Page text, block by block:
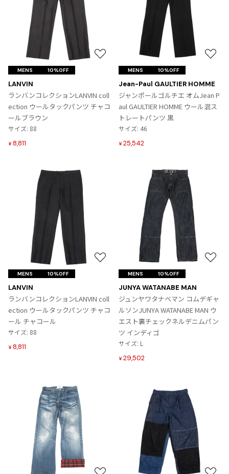
LIMI feu
LIMI feu
リミフゥ
ISSEY MIYAKE
BAO BAO ISSEY MIYAKE
HOMME PLISSE ISSEY MIYAKE
ISSEY MIYAKE
ISSEY MIYAKE 132 5.
イッセイミヤケ 132 5.
ISSEY MIYAKE A-POC
イッセイミヤケエイポック
ISSEY MIYAKE FETE
イッセイミヤケフェット
ISSEY MIYAKE HaaT
イッセイミヤケハート
ISSEY MIYAKE me
イッセイミヤケミー
ISSEY MIYAKE MEN / IM MEN
PLEATS PLEASE
プリーツプリーズ
Jean Paul GAULTIER
Jean-Paul GAULTIER
ジャンポールゴルチエ
LANVIN
ランバンコレクションLANVIN coll
ection ウールタックパンツ チャコ
ールブラウン
サイズ: 88
¥ 8,811
MENS 10%OFF
お
入
り
Jean-Paul GAULTIER HOMME
ジャンポールゴルチエ オムJean P
aul GAULTIER HOMME ウール混ス
トレートパンツ 黒
サイズ: 46
¥ 25,542
MENS 10%OFF
に
入
り
LANVIN
ランバンコレクションLANVIN coll
ection ウールタックパンツ チャコ
ール チャコール
サイズ: 88
¥ 8,811
MENS 10%OFF
入
り
JUNYA WATANABE MAN
ジュンヤワタナベマン コムデギャ
ルソンJUNYA WATANABE MAN ウ
エスト裏チェックネルデニムパン
ツ インディゴ
サイズ: L
¥ 29,502
MENS 10%OFF
入
り
に